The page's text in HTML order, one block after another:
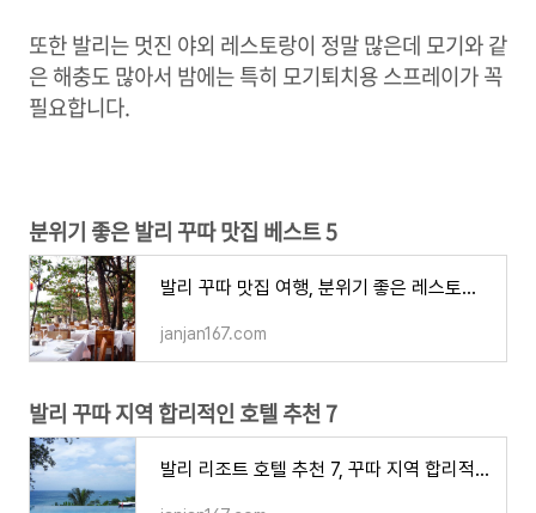
또한 발리는 멋진 야외 레스토랑이 정말 많은데 모기와 같
은 해충도 많아서 밤에는 특히 모기퇴치용 스프레이가 꼭
필요합니다.
분위기 좋은 발리 꾸따 맛집 베스트 5
발리 꾸따 맛집 여행, 분위기 좋은 레스토랑 베스트 5
janjan167.com
발리 꾸따 지역 합리적인 호텔 추천 7
발리 리조트 호텔 추천 7, 꾸따 지역 합리적인 숙소 베스트